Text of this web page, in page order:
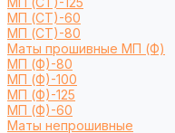
МП (СТ)-60
МП (СТ)-80
Маты прошивные МП (Ф)
МП (Ф)-80
МП (Ф)-100
МП (Ф)-125
МП (Ф)-60
Маты непрошивные